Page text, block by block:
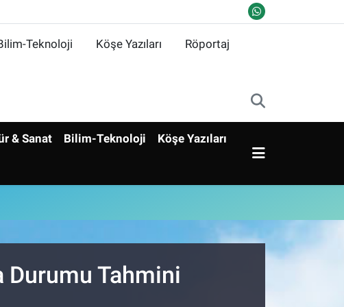
Teknoloji Köşe Yazıları Röportaj
& Sanat Bilim-Teknoloji Köşe Yazıları
Durumu Tahmini